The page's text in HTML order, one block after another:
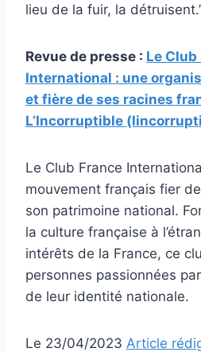
lieu de la fuir, la
Revue de presse : Le Club
International : une
et fière de ses racines
L’Incorruptible
Le Club France
mouvement français fier
son patrimoine national.
la culture française à
intérêts de la France, ce
personnes passionnées
de leur identité nationale.
Le 23/04/2023 Article